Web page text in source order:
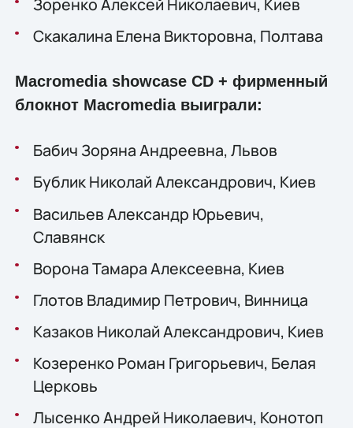
Зоренко Алексей Николаевич, Киев
Скакалина Елена Викторовна, Полтава
Macromedia showcase CD + фирменный
блокнот Macromedia выиграли:
Бабич Зоряна Андреевна, Львов
Бублик Николай Александрович, Киев
Васильев Александр Юрьевич,
Славянск
Ворона Тамара Алексеевна, Киев
Глотов Владимир Петрович, Винница
Казаков Николай Александрович, Киев
Козеренко Роман Григорьевич, Белая
Церковь
Лысенко Андрей Николаевич, Конотоп